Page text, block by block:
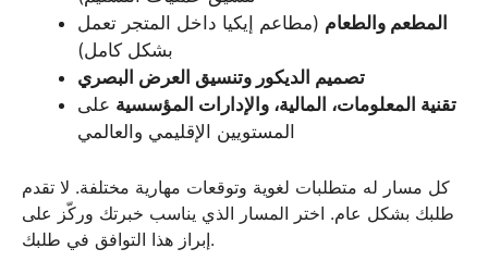
المطعم والطعام (مطاعم إيكيا داخل المتجر تعمل
بشكل كامل)
تصميم الديكور وتنسيق العرض البصري
تقنية المعلومات، المالية، والإدارات المؤسسية على
المستويين الإقليمي والعالمي
كل مسار له متطلبات لغوية وتوقعات مهارية مختلفة. لا تقدم
طلبك بشكل عام. اختر المسار الذي يناسب خبرتك وركّز على
إبراز هذا التوافق في طلبك.